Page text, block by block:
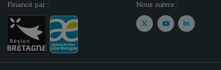
Financé par : Nous suivre :